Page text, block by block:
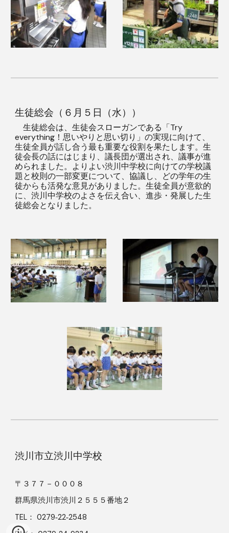
生徒総会（６月５日（水））
生徒総会は、生徒会スローガンである「Try
everything！思いやりと思い切り」の実現に向けて、
生徒全員が話し合う最も重要な役割を果たします。生
徒会長の話にはじまり、議長団が選出され、議事が進
められました。よりよい渋川中学校に向けての学校議
題と校則の一部変更について、協議し、どの学年の生
徒からも活発な意見がありました。生徒全員が意欲的
に、渋川中学校のよさを伝え合い、進歩・発展した生
徒総会となりました。
渋川市立渋川中学校
〒３７７－０００８
群馬県渋川市渋川２５５５番地２
TEL： 0279‐22‐2548